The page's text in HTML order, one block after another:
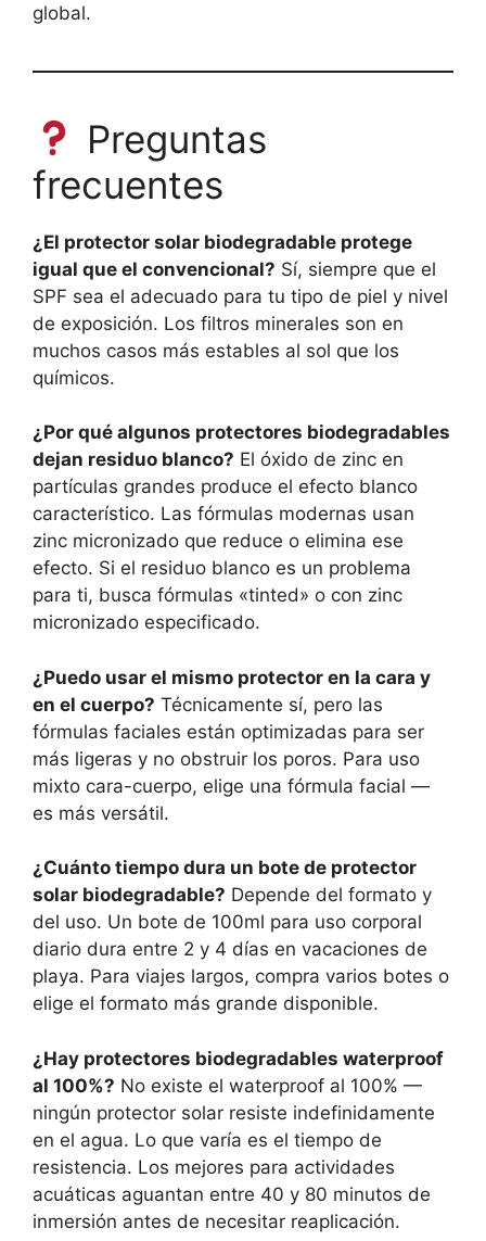
global.
Preguntas
frecuentes
¿El protector solar biodegradable protege
igual que el convencional? Sí, siempre que el
SPF sea el adecuado para tu tipo de piel y nivel
de exposición. Los filtros minerales son en
muchos casos más estables al sol que los
químicos.
¿Por qué algunos protectores biodegradables
dejan residuo blanco? El óxido de zinc en
partículas grandes produce el efecto blanco
característico. Las fórmulas modernas usan
zinc micronizado que reduce o elimina ese
efecto. Si el residuo blanco es un problema
para ti, busca fórmulas «tinted» o con zinc
micronizado especificado.
¿Puedo usar el mismo protector en la cara y
en el cuerpo? Técnicamente sí, pero las
fórmulas faciales están optimizadas para ser
más ligeras y no obstruir los poros. Para uso
mixto cara-cuerpo, elige una fórmula facial —
es más versátil.
¿Cuánto tiempo dura un bote de protector
solar biodegradable? Depende del formato y
del uso. Un bote de 100ml para uso corporal
diario dura entre 2 y 4 días en vacaciones de
playa. Para viajes largos, compra varios botes o
elige el formato más grande disponible.
¿Hay protectores biodegradables waterproof
al 100%? No existe el waterproof al 100% —
ningún protector solar resiste indefinidamente
en el agua. Lo que varía es el tiempo de
resistencia. Los mejores para actividades
acuáticas aguantan entre 40 y 80 minutos de
inmersión antes de necesitar reaplicación.